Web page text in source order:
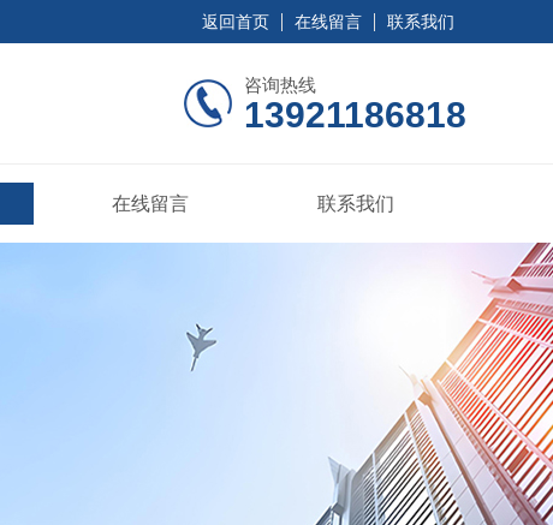
返回首页 在线留言 联系我们
咨询热线
13921186818
在线留言 联系我们